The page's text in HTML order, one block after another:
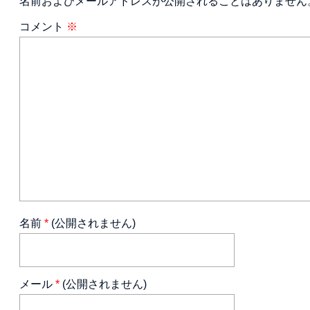
コメント ※
名前 * (公開されません)
メール * (公開されません)